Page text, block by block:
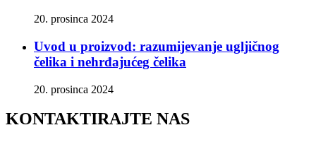
20. prosinca 2024
Uvod u proizvod: razumijevanje ugljičnog
čelika i nehrđajućeg čelika
20. prosinca 2024
KONTAKTIRAJTE NAS